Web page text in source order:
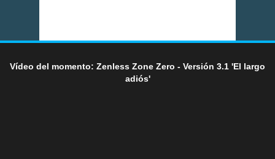
Vídeo del momento: Zenless Zone Zero - Versión 3.1 'El largo
adiós'